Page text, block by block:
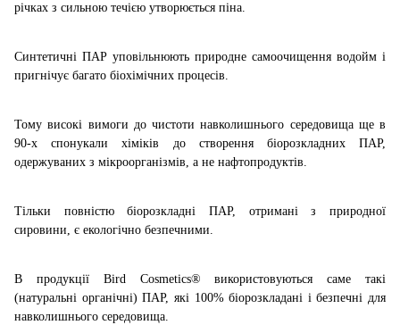
річках з сильною течією утворюється піна.
Синтетичні ПАР уповільнюють природне самоочищення водойм і
пригнічує багато біохімічних процесів.
Тому високі вимоги до чистоти навколишнього середовища ще в
90-х спонукали хіміків до створення біорозкладних ПАР,
одержуваних з мікроорганізмів, а не нафтопродуктів.
Тільки повністю біорозкладні ПАР, отримані з природної
сировини, є екологічно безпечними.
В продукції Bird Cosmetics® використовуються саме такі
(натуральні органічні) ПАР, які 100% біорозкладані і безпечні для
навколишнього середовища.